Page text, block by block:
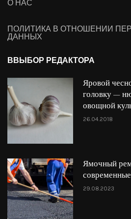
О НАС
ПОЛИТИКА В ОТНОШЕНИИ
ДАННЫХ
ВВЫБОР РЕДАКТОРА
Яровой
головку —
овощной
26.04.2018
Ямочный
29.08.2023